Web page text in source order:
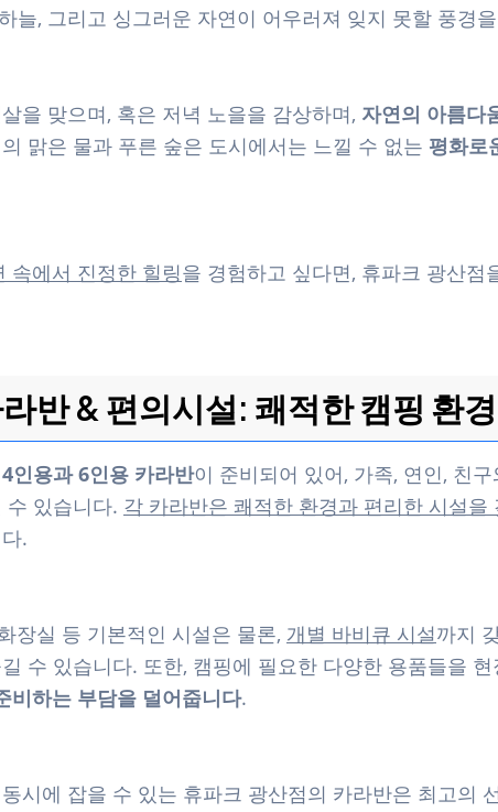
늘, 그리고 싱그러운 자연이 어우러져 잊지 못할 풍경
을 맞으며, 혹은 저녁 노을을 감상하며, 자연의 아름다
맑은 물과 푸른 숲은 도시에서는 느낄 수 없는 평화로
속에서 진정한 힐링을 경험하고 싶다면, 휴파크 광산점
반 & 편의시설: 쾌적한 캠핑 환
4인용과 6인용 카라반이 준비되어 있어, 가족, 연인, 친
수 있습니다. 각 카라반은 쾌적한 환경과 편리한 시설을
.
장실 등 기본적인 시설은 물론, 개별 바비큐 시설까지
수 있습니다. 또한, 캠핑에 필요한 다양한 용품들을
비하는 부담을 덜어줍니다.
시에 잡을 수 있는 휴파크 광산점의 카라반은 최고의